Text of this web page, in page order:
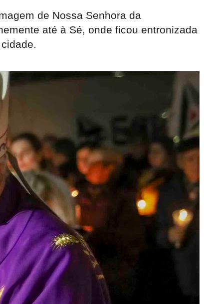
de Nossa Senhora da
até à Sé, onde ficou entronizada